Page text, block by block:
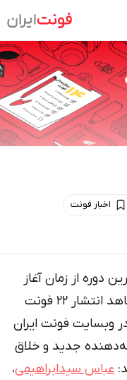
اخبار فونت
دوره از زمان آغاز
فعالیتش، رکورد زد! در سال 1402، شاهد انتشار 22 فونت
فونت دیگر در وبسایت فونت ایران
5 طراح و توسعه‌دهنده جدید و خلاق
عباس سید‌ابراهیمی،